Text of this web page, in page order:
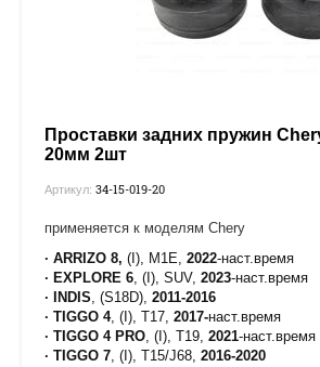
Проставки задних пружин
20мм 2шт
Артикул: 34-15-019-20
применяется к моделям Chery
· ARRIZO 8, (I), M1E, 2022-наст.время
· EXPLORE 6 , (I), SUV, 2023-наст.время
· INDIS , (S18D), 2011-2016
· TIGGO 4, (I), T17, 2017-наст.время
· TIGGO 4 PRO , (I), T19, 2021-наст.время
· TIGGO 7 , (I), T15/J68, 2016-2020